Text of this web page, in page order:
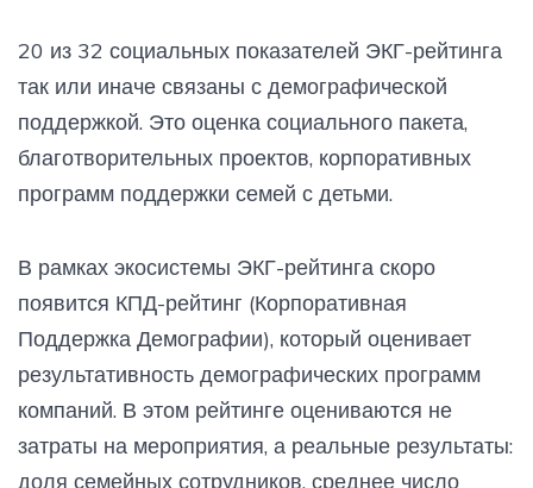
20 из 32 социальных показателей ЭКГ-рейтинга
так или иначе связаны с демографической
поддержкой. Это оценка социального пакета,
благотворительных проектов, корпоративных
программ поддержки семей с детьми.
В рамках экосистемы ЭКГ-рейтинга скоро
появится КПД-рейтинг (Корпоративная
Поддержка Демографии), который оценивает
результативность демографических программ
компаний. В этом рейтинге оцениваются не
затраты на мероприятия, а реальные результаты:
доля семейных сотрудников, среднее число